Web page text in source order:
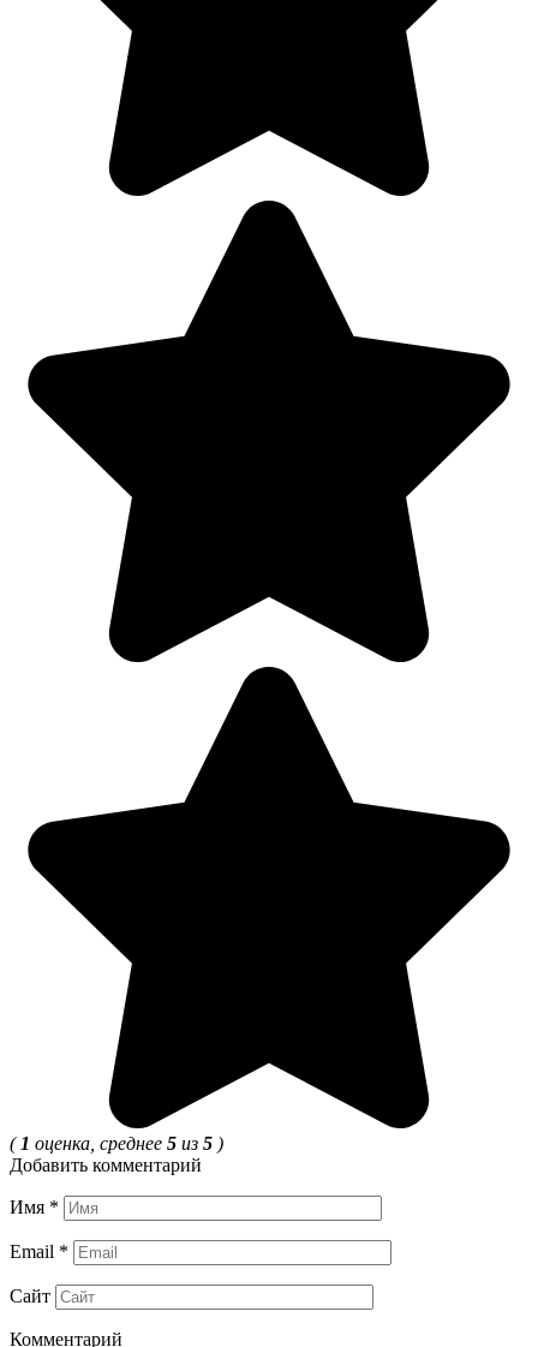
( 1 оценка, среднее 5 из 5 )
Добавить комментарий
Имя *
Email *
Сайт
Комментарий